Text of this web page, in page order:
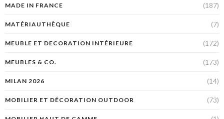
MADE IN FRANCE (187)
MATÉRIAUTHÈQUE (7)
MEUBLE ET DECORATION INTÉRIEURE (172)
MEUBLES & CO. (173)
MILAN 2026 (14)
MOBILIER ET DÉCORATION OUTDOOR (73)